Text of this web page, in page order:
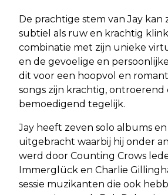
De prachtige stem van Jay kan
subtiel als ruw en krachtig
combinatie met zijn unieke
en de gevoelige en
dit voor een hoopvol en
songs zijn krachtig, ontroerend
bemoedigend tegelijk.
Jay heeft zeven solo albums en
uitgebracht waarbij hij onder
werd door Counting Crows
Immerglück en Charlie
sessie muzikanten die ook